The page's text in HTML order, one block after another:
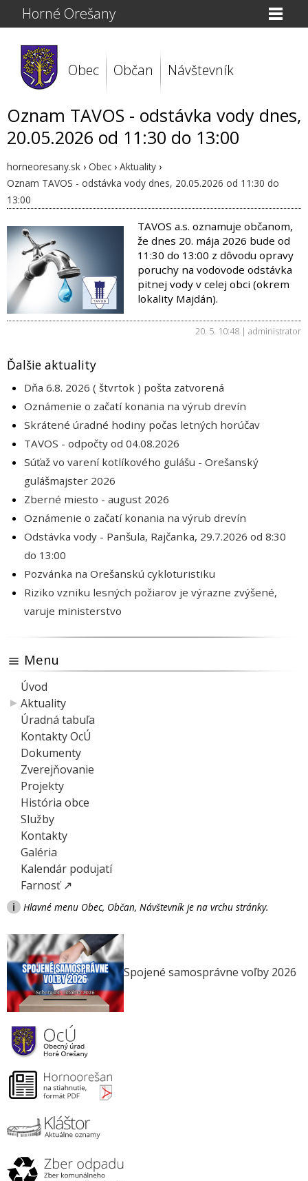
Horné Orešany
Obec Občan Návštevník
Oznam TAVOS - odstávka vody dnes,
20.05.2026 od 11:30 do 13:00
horneoresany.sk › Obec › Aktuality ›
Oznam TAVOS - odstávka vody dnes, 20.05.2026 od 11:30 do
13:00
TAVOS a.s. oznamuje občanom,
že dnes 20. mája 2026 bude od
11:30 do 13:00 z dôvodu opravy
poruchy na vodovode odstávka
pitnej vody v celej obci (okrem
lokality Majdán).
20. 5. 10:48 | administrator
Ďalšie aktuality
Dňa 6.8. 2026 ( štvrtok ) pošta zatvorená
Oznámenie o začatí konania na výrub drevín
Skrátené úradné hodiny počas letných horúčav
TAVOS - odpočty od 04.08.2026
Súťaž vo varení kotlíkového gulášu - Orešanský
gulášmajster 2026
Zberné miesto - august 2026
Oznámenie o začatí konania na výrub drevín
Odstávka vody - Panšula, Rajčanka, 29.7.2026 od 8:30
do 13:00
Pozvánka na Orešanskú cykloturistiku
Riziko vzniku lesných požiarov je výrazne zvýšené,
varuje ministerstvo
Menu
Úvod
Aktuality
Úradná tabuľa
Kontakty OcÚ
Dokumenty
Zverejňovanie
Projekty
História obce
Služby
Kontakty
Galéria
Kalendár podujatí
Farnosť ↗
i Hlavné menu Obec, Občan, Návštevník je na vrchu stránky.
Spojené samosprávne voľby 2026